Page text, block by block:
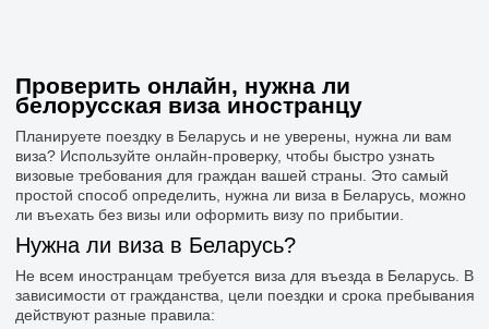
Проверить онлайн, нужна ли
белорусская виза иностранцу
Планируете поездку в Беларусь и не уверены, нужна ли вам
виза? Используйте онлайн-проверку, чтобы быстро узнать
визовые требования для граждан вашей страны. Это самый
простой способ определить, нужна ли виза в Беларусь, можно
ли въехать без визы или оформить визу по прибытии.
Нужна ли виза в Беларусь?
Не всем иностранцам требуется виза для въезда в Беларусь. В
зависимости от гражданства, цели поездки и срока пребывания
действуют разные правила: